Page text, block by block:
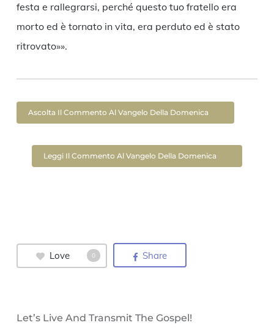
festa e rallegrarsi, perché questo tuo fratello era
morto ed è tornato in vita, era perduto ed è stato
ritrovato»».
Ascolta Il Commento Al Vangelo Della Domenica
Leggi Il Commento Al Vangelo Della Domenica
Love 0 Share
Let’s Live And Transmit The Gospel!